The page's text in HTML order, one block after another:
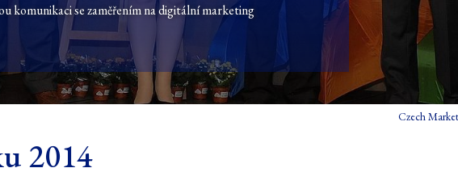
komunikaci se zaměřením na digitální marketing
Czech
2014